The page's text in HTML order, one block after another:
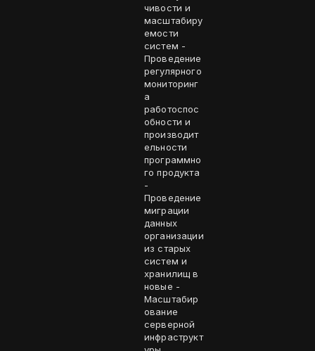
чивости и
масштабиру
емости
систем -
Проведение
регулярного
мониторинг
а
работоспос
обности и
производит
ельности
программно
го продукта
-
Проведение
миграции
данных
организации
из старых
систем и
хранилищ в
новые -
Масштабир
ование
серверной
инфраструкт